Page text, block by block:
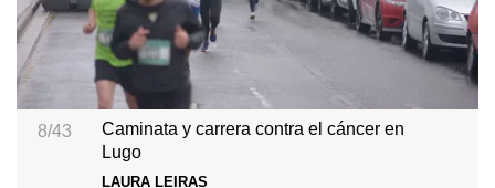
8/43
Caminata y carrera contra el cáncer en
Lugo
LAURA LEIRAS